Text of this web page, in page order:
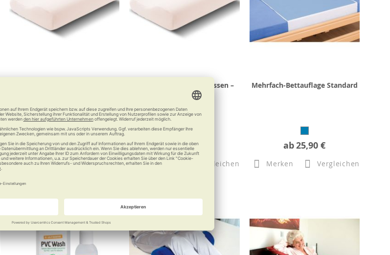
Hygienisch waschbar bei 60 °C
ab119,00 €
Merken Vergleichen
Bezug zu elsa Nackenkissen –
Der Klassiker
37,80 €
Merken Vergleichen
Mehrfach-Bettauflage Standard
ab25,90 €
Merken Vergleichen